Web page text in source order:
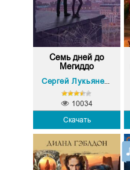
Семь дней до
Мегиддо
Сергей Лукьяненко
Скачать
10034